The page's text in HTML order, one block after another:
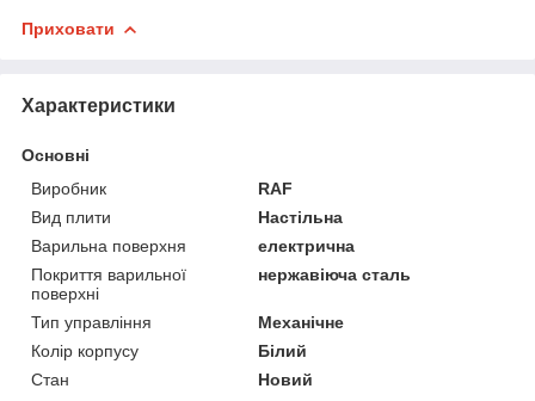
Приховати
Характеристики
Основні
Виробник
RAF
Вид плити
Настільна
Варильна поверхня
електрична
Покриття варильної
поверхні
нержавіюча сталь
Тип управління
Механічне
Колір корпусу
Білий
Стан
Новий